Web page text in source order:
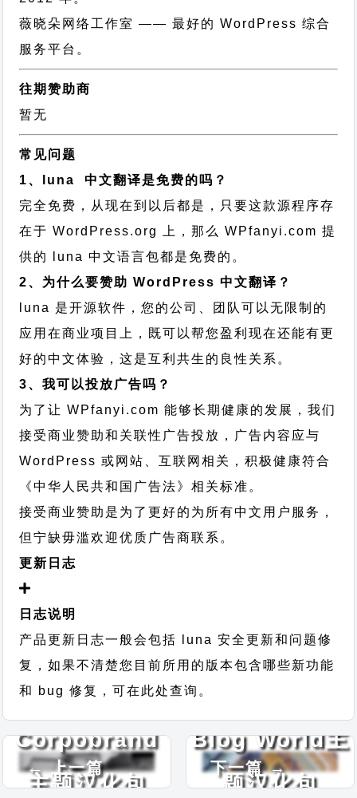
薇晓朵网络工作室 —— 最好的 WordPress 综合
服务平台。
往期赞助商
暂无
常见问题
1、luna 中文翻译是免费的吗？
完全免费，从现在到以后都是，只要这款源程序存
在于 WordPress.org 上，那么 WPfanyi.com 提
供的 luna 中文语言包都是免费的。
2、为什么要赞助 WordPress 中文翻译？
luna 是开源软件，您的公司、团队可以无限制的
应用在商业项目上，既可以帮您盈利现在还能有更
好的中文体验，这是互利共生的良性关系。
3、我可以投放广告吗？
为了让 WPfanyi.com 能够长期健康的发展，我们
接受商业赞助和关联性广告投放，广告内容应与
WordPress 或网站、互联网相关，积极健康符合
《中华人民共和国广告法》相关标准。
接受商业赞助是为了更好的为所有中文用户服务，
但宁缺毋滥欢迎优质广告商联系。
更新日志
日志说明
产品更新日志一般会包括 luna 安全更新和问题修
复，如果不清楚您目前所用的版本包含哪些新功能
和 bug 修复，可在此处查询。
← 上一篇
Corpobrand
主题汉化包
下一篇 →
Blog World主
题汉化包